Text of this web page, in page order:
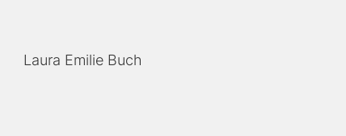
Laura Emilie Buch